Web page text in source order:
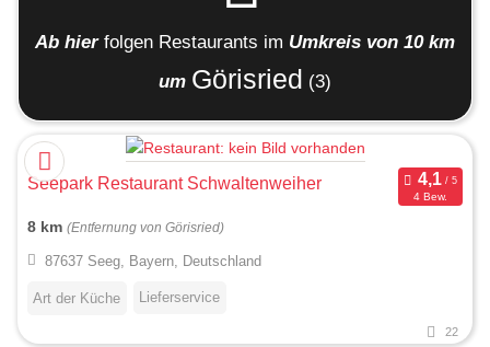
Ab hier folgen Restaurants im Umkreis von 10 km
um Görisried (3)
Seepark Restaurant Schwaltenweiher
4 Bew.
8 km (Entfernung von Görisried)
87637 Seeg, Bayern, Deutschland
Art der Küche Lieferservice
22